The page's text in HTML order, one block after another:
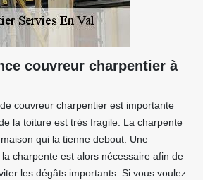
couvreur charpentier à
couvreur charpentier est importante
la toiture est très fragile. La charpente
qui la tienne debout. Une
charpente est alors nécessaire afin de
les dégâts importants. Si vous voulez